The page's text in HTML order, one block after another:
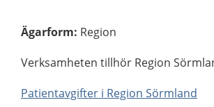
Ägarform: Region
Verksamheten tillhör Region
Patientavgifter i Region Sörmland